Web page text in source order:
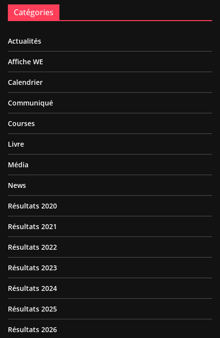
Catégories
Actualités
Affiche WE
Calendrier
Communiqué
Courses
Livre
Média
News
Résultats 2020
Résultats 2021
Résultats 2022
Résultats 2023
Résultats 2024
Résultats 2025
Résultats 2026